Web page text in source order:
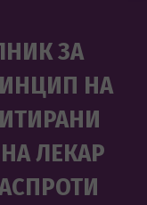
ЗА
НА
ЛЕКАР